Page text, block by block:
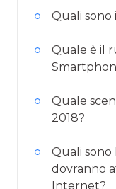
Quali sono
Quale è il
Quale
2018?
Quali sono
dovranno
Internet?